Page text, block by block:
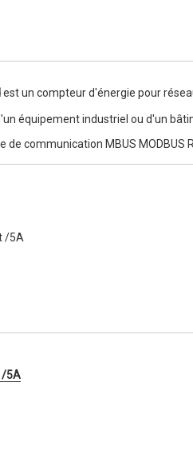
est un compteur d'énergie pour
équipement industriel ou d'un
communication MBUS MODBUS
/5A
/5A